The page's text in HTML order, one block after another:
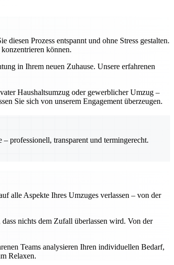
Prozess entspannt und ohne Stress gestalten.
können.
in Ihrem neuen Zuhause. Unsere erfahrenen
Haushaltsumzug oder gewerblicher Umzug –
Sie sich von unserem Engagement überzeugen.
professionell, transparent und termingerecht.
alle Aspekte Ihres Umzuges verlassen – von der
nichts dem Zufall überlassen wird. Von der
Teams analysieren Ihren individuellen Bedarf,
Relaxen.